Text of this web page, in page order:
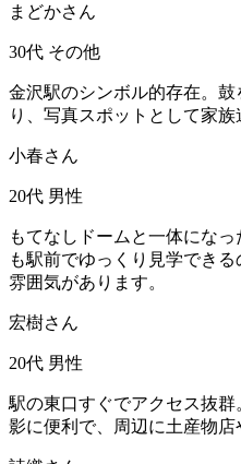
まどかさん
30代 その他
金沢駅のシンボル的存在。
り、写真スポットとして家族
小春さん
20代 男性
もてなしドームと一体にな
も駅前でゆっくり見学でき
雰囲気があります。
宏樹さん
20代 男性
駅の東口すぐでアクセス抜
影に便利で、周辺に土産物店